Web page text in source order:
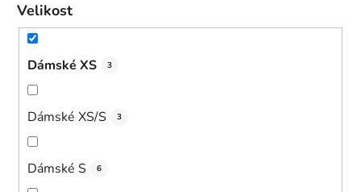
Velikost
Dámské XS 3
Dámské XS/S 3
Dámské S 6